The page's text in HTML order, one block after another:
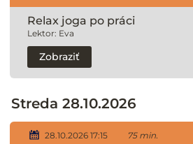
Relax joga po práci
Lektor: Eva
Zobraziť
Streda 28.10.2026
28.10.2026 17:15 75 min.